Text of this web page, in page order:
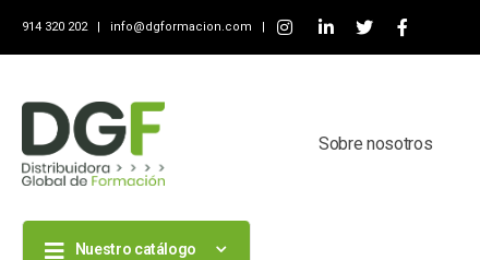
914 320 202 | info@dgformacion.com |
Sobre nosotros
Nuestro catálogo